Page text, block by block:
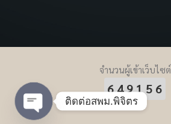
จำนวนผู้เข้าเว็บไซต์
649156
ติดต่อสพม.พิจิตร
Open chaty